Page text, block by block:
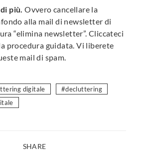
più. Ovvero cancellare la
alla mail di newsletter di
“elimina newsletter”. Cliccateci
procedura guidata. Vi liberete
mail di spam.
digitale
decluttering
SHARE